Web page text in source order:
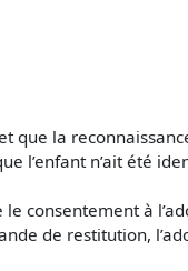
que la
l’enfant n’ait été
le consentement à
de restitution,